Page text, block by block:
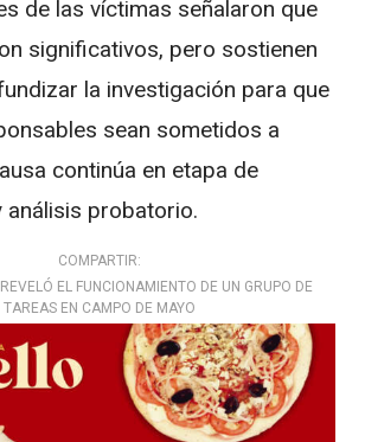
de las víctimas señalaron que
significativos, pero sostienen
la investigación para que
sean sometidos a
continúa en etapa de
análisis probatorio.
COMPARTIR:
EL FUNCIONAMIENTO DE UN GRUPO DE
TAREAS EN CAMPO DE MAYO